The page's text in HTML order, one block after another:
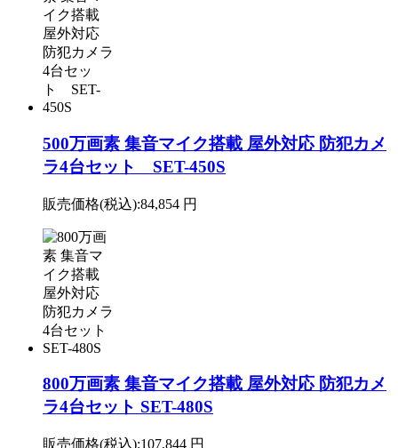
500万画素 集音マイク搭載 屋外対応 防犯カメ
ラ4台セット SET-450S
販売価格(税込):84,854 円
800万画素 集音マイク搭載 屋外対応 防犯カメ
ラ4台セット SET-480S
販売価格(税込):107,844 円